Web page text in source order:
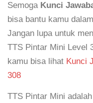
Semoga Kunci
bisa bantu kamu
Jangan lupa untuk
TTS Pintar Mini Level
kamu bisa lihat Kunci
308
TTS Pintar Mini